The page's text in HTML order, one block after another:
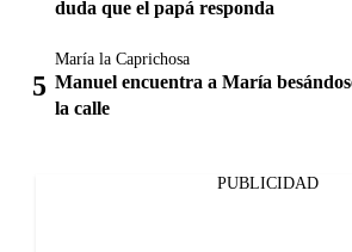
duda que el papá responda
María la Caprichosa
Manuel encuentra a María
la calle
PUBLICIDAD